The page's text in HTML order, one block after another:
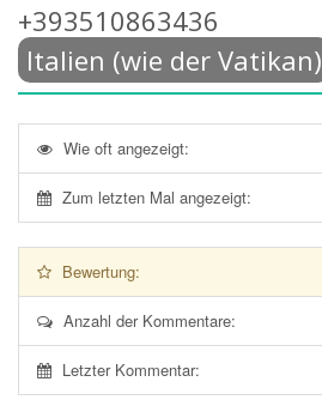
+393510863436
Italien (wie der Vatikan)
Wie oft angezeigt:
Zum letzten Mal angezeigt:
Bewertung:
Anzahl der Kommentare:
Letzter Kommentar: